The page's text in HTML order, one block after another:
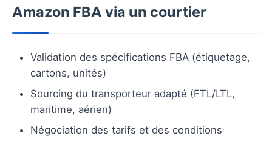
Amazon FBA via un courtier
Validation des spécifications FBA (étiquetage,
cartons, unités)
Sourcing du transporteur adapté (FTL/LTL,
maritime, aérien)
Négociation des tarifs et des conditions